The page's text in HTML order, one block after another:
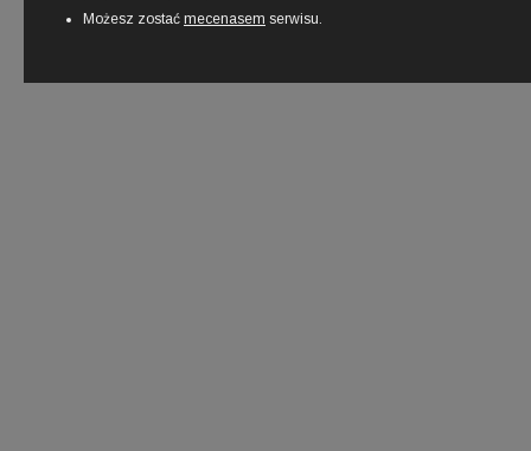
Możesz zostać mecenasem serwisu.